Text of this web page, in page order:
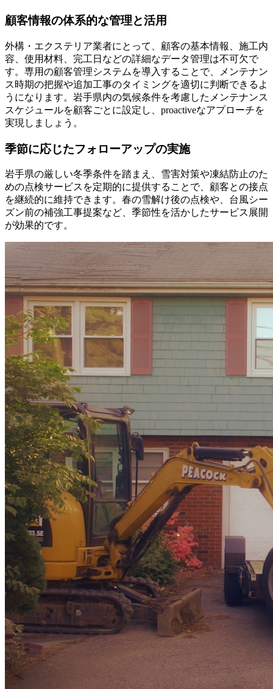
顧客情報の体系的な管理と活用
外構・エクステリア業者にとって、顧客の基本情報、施工内
容、使用材料、完工日などの詳細なデータ管理は不可欠で
す。専用の顧客管理システムを導入することで、メンテナン
ス時期の把握や追加工事のタイミングを適切に判断できるよ
うになります。岩手県内の気候条件を考慮したメンテナンス
スケジュールを顧客ごとに設定し、proactiveなアプローチを
実現しましょう。
季節に応じたフォローアップの実施
岩手県の厳しい冬季条件を踏まえ、雪害対策や凍結防止のた
めの点検サービスを定期的に提供することで、顧客との接点
を継続的に維持できます。春の雪解け後の点検や、台風シー
ズン前の補強工事提案など、季節性を活かしたサービス展開
が効果的です。